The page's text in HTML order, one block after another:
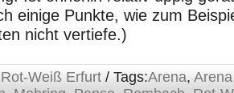
einige Punkte, wie zum
nicht vertiefe.)
Rot-Weiß Erfurt / Tags:Arena,